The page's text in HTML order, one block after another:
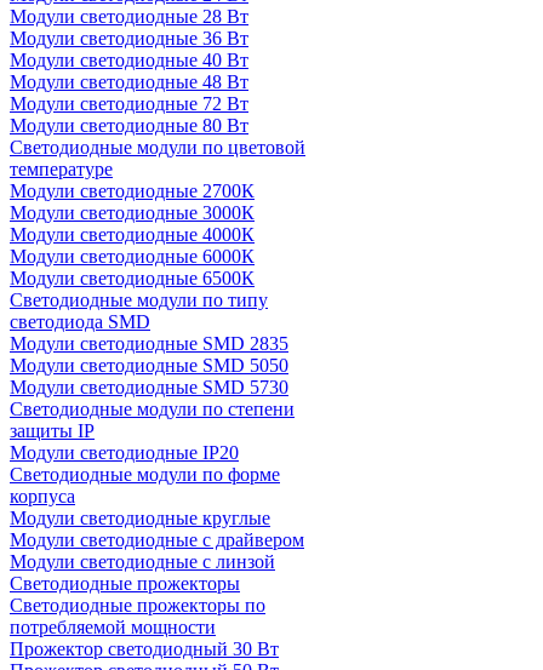
Модули светодиодные 28 Вт
Модули светодиодные 36 Вт
Модули светодиодные 40 Вт
Модули светодиодные 48 Вт
Модули светодиодные 72 Вт
Модули светодиодные 80 Вт
Светодиодные модули по цветовой
температуре
Модули светодиодные 2700К
Модули светодиодные 3000К
Модули светодиодные 4000К
Модули светодиодные 6000К
Модули светодиодные 6500К
Светодиодные модули по типу
светодиода SMD
Модули светодиодные SMD 2835
Модули светодиодные SMD 5050
Модули светодиодные SMD 5730
Светодиодные модули по степени
защиты IP
Модули светодиодные IP20
Светодиодные модули по форме
корпуса
Модули светодиодные круглые
Модули светодиодные с драйвером
Модули светодиодные с линзой
Светодиодные прожекторы
Светодиодные прожекторы по
потребляемой мощности
Прожектор светодиодный 30 Вт